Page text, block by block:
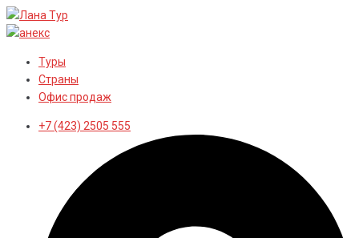
Перейти
к
Туры
Страны
Офис продаж
+7 (423) 2505 555